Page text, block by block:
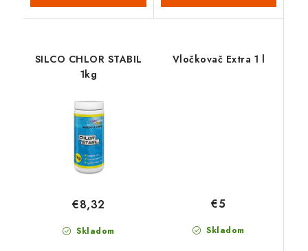
SILCO CHLOR STABIL
1kg
Skladom
€8,32
Vločkovač Extra 1 l
Skladom
€5